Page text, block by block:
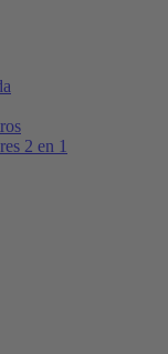
2 en 1